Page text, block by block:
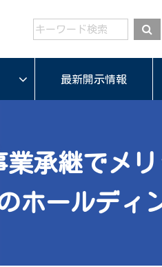
最新開示情報
承継でメ
ホールディ